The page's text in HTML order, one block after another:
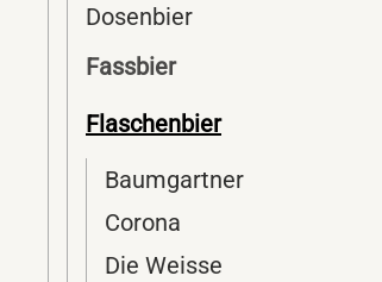
Dosenbier
Fassbier
Flaschenbier
Baumgartner
Corona
Die Weisse